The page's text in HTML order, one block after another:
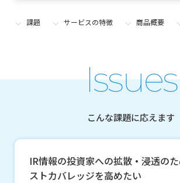
課題 サービスの特徴 商品概要
Issues
こんな課題に応えます
IR情報の投資家への拡散・浸透の
ストカバレッジを高めたい